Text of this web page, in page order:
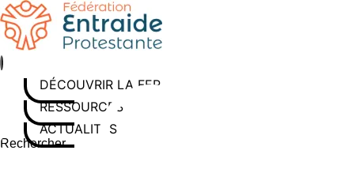
Aller
au
contenu
DÉCOUVRIR LA FEP
RESSOURCES
ACTUALITÉS
Rechercher sur le site
Saisissez au moins 3 caractères pour lancer la recherche